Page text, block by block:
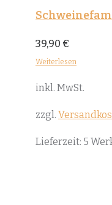
39,90 €
Weiterlesen
inkl. MwSt.
zzgl.
Lieferzeit: 5